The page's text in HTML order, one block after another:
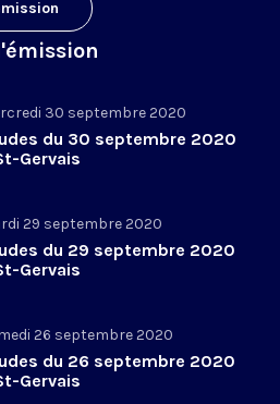
30 septembre 2020
du 30 septembre 2020
Gervais
29 septembre 2020
du 29 septembre 2020
Gervais
26 septembre 2020
du 26 septembre 2020
Gervais